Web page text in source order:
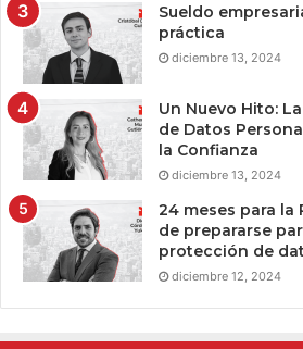
Sueldo
práctica
diciembre 13, 2024
Un Nuevo Hito:
de Datos
la Confianza
diciembre 13, 2024
24 meses para la
de prepararse
protección de
diciembre 12, 2024